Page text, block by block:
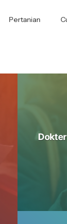
Pertanian